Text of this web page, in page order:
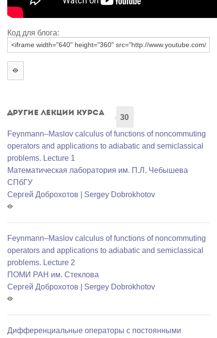
Код для блога:
Другие лекции курса
30
Feynmann–Maslov calculus of functions of noncommuting
operators and applications to adiabatic and semiclassical
problems. Lecture 1
Математичеcкая лаборатория им. П.Л. Чебышева
СПбГУ
Сергей Доброхотов | Sergey Dobrokhotov
Feynmann–Maslov calculus of functions of noncommuting
operators and applications to adiabatic and semiclassical
problems. Lecture 2
ПОМИ РАН им. Стеклова
Сергей Доброхотов | Sergey Dobrokhotov
Дифференциальные операторы с постоянными